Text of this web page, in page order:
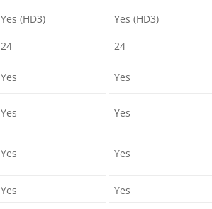
Yes (HD3) Yes (HD3)
24 24
Yes Yes
Yes Yes
Yes Yes
Yes Yes